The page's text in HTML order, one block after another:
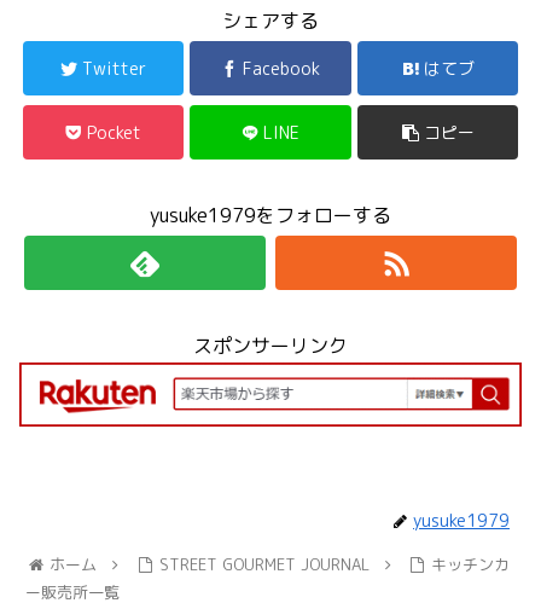
シェアする
Twitter Facebook はてブ
Pocket LINE コピー
yusuke1979をフォローする
スポンサーリンク
yusuke1979
ホーム STREET GOURMET JOURNAL
キッチンカ
ー販売所一覧